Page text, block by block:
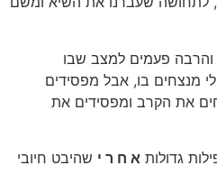
והרבה פעמים למצב שבו
מנצחים בו, אבל מפסידים
את הקרב ומפסידים את
גדולות א ח ר י שהיבט חיובי